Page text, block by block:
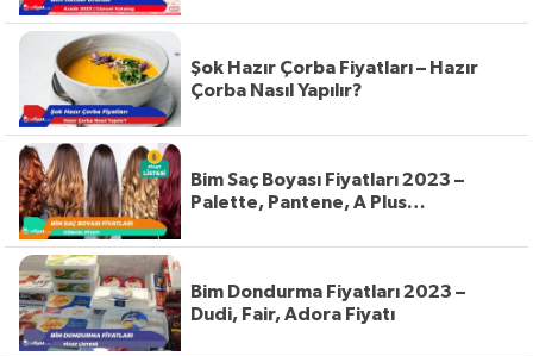
Şok Hazır Çorba Fiyatları – Hazır
Çorba Nasıl Yapılır?
Bim Saç Boyası Fiyatları 2023 –
Palette, Pantene, A Plus…
Bim Dondurma Fiyatları 2023 –
Dudi, Fair, Adora Fiyatı